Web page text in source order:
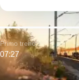
Primo treno:
07:27